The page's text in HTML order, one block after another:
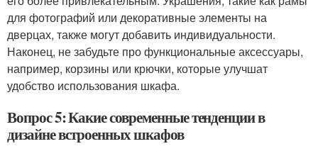
для фотографий или декоративные элементы на
дверцах, также могут добавить индивидуальности.
Наконец, не забудьте про функциональные аксессуары,
например, корзины или крючки, которые улучшат
удобство использования шкафа.
Вопрос 5: Какие современные тенденции в
дизайне встроенных шкафов